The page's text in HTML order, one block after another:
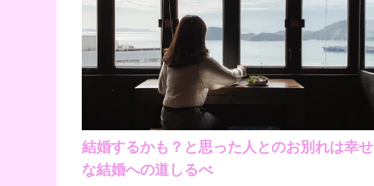
結婚するかも？と思った人とのお別れは幸せ
な結婚への道しるべ